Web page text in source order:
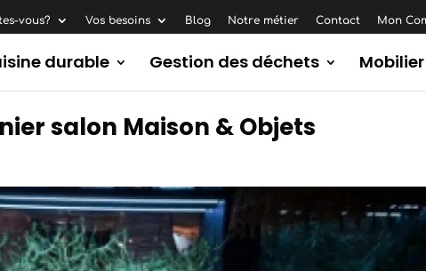
vous? Vos besoins Blog Notre métier Contact Mon
durable Gestion des déchets Mobilier
salon Maison & Objets